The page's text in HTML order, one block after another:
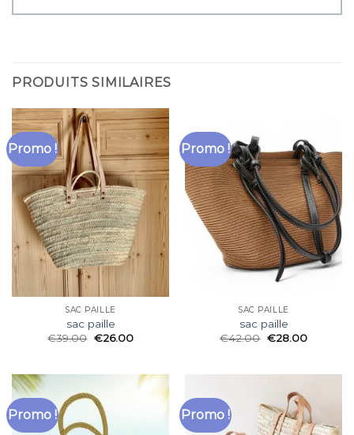
PRODUITS SIMILAIRES
Promo !
SAC PAILLE
sac paille
€39.00 €26.00
Promo !
SAC PAILLE
sac paille
€42.00 €28.00
Promo ! Promo !